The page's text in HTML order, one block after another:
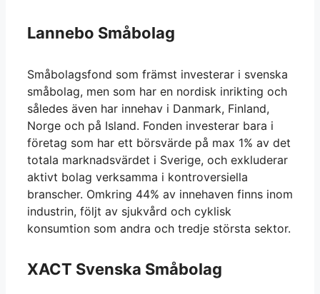
Lannebo Småbolag
Småbolagsfond som främst investerar i svenska
småbolag, men som har en nordisk inrikting och
således även har innehav i Danmark, Finland,
Norge och på Island. Fonden investerar bara i
företag som har ett börsvärde på max 1% av det
totala marknadsvärdet i Sverige, och exkluderar
aktivt bolag verksamma i kontroversiella
branscher. Omkring 44% av innehaven finns inom
industrin, följt av sjukvård och cyklisk
konsumtion som andra och tredje största sektor.
XACT Svenska Småbolag